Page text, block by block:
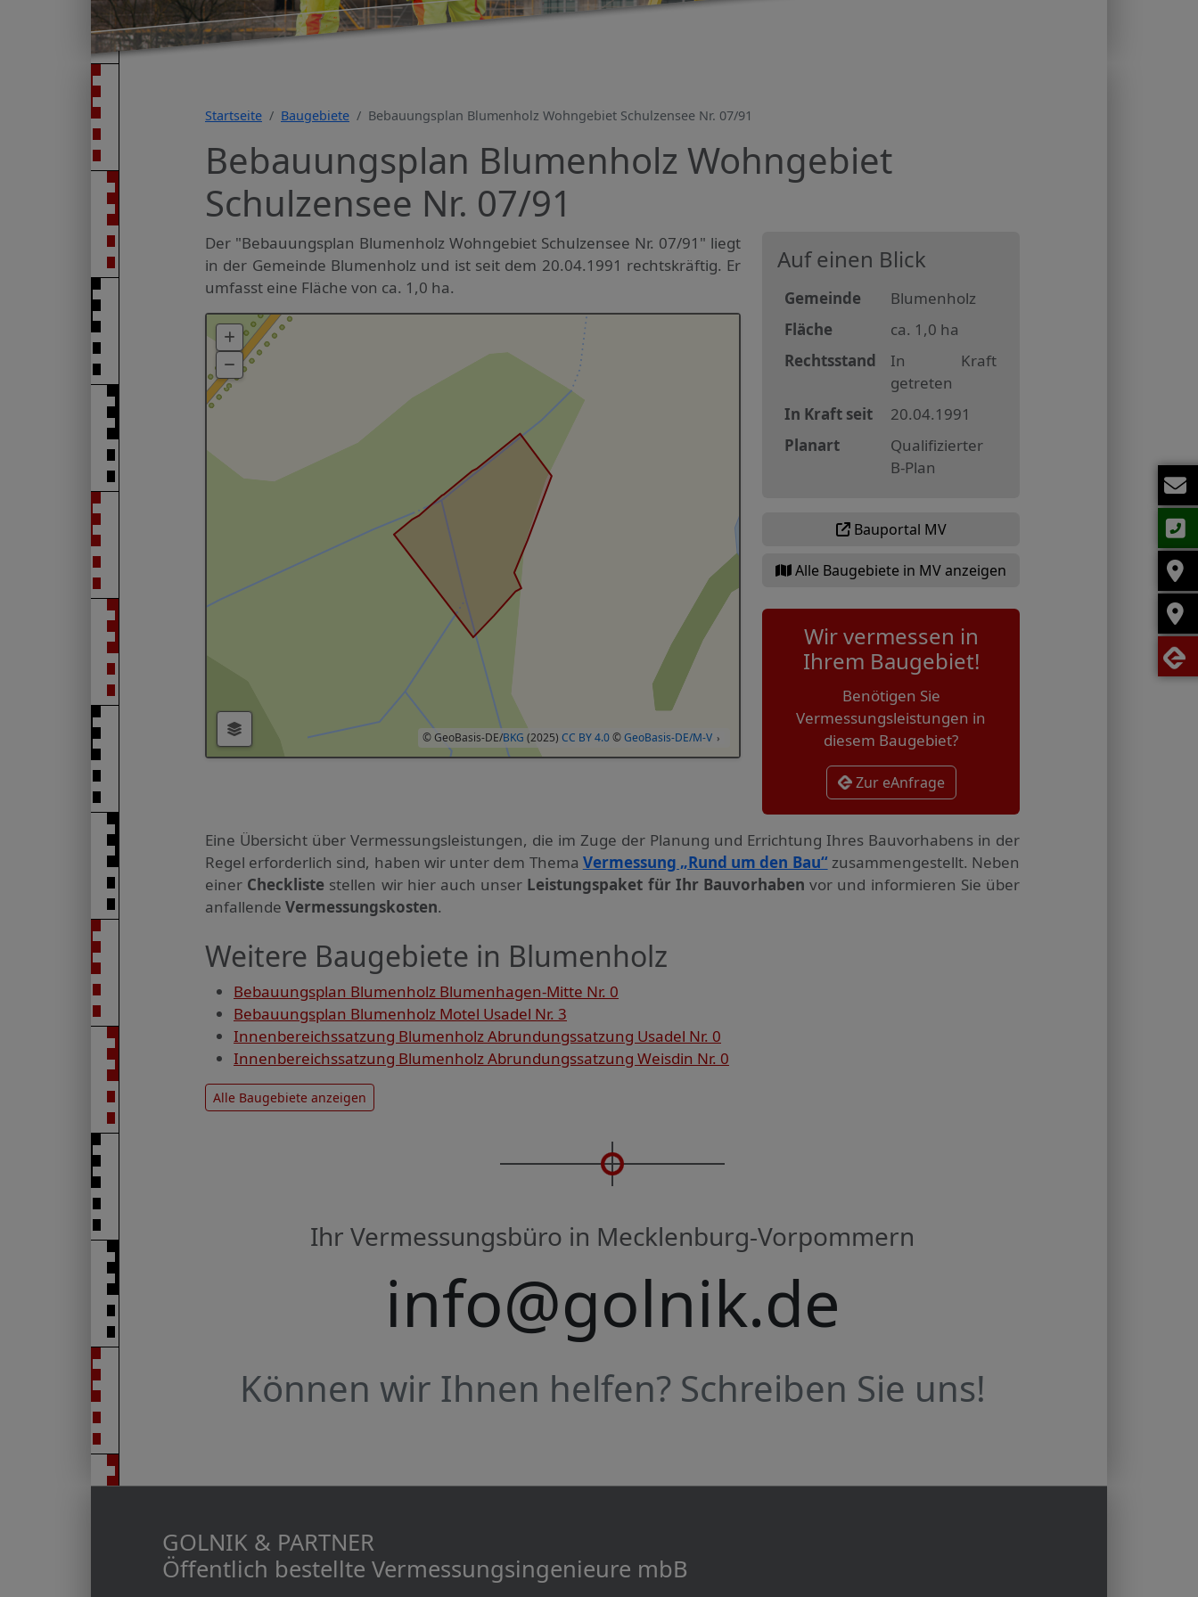
Startseite Baugebiete Bebauungsplan Blumenholz Wohngebiet Schulzensee Nr. 07/91
Bebauungsplan Blumenholz Wohngebiet
Schulzensee Nr. 07/91
Der "Bebauungsplan Blumenholz Wohngebiet Schulzensee Nr. 07/91" liegt
in der Gemeinde Blumenholz und ist seit dem 20.04.1991 rechtskräftig. Er
umfasst eine Fläche von ca. 1,0 ha.
›
© GeoBasis-DE/BKG (2025) CC BY 4.0 ©GeoBasis-DE/M-V
Auf einen Blick
Gemeinde
Blumenholz
Fläche
ca. 1,0 ha
Rechtsstand
In Kraft
getreten
In Kraft seit
20.04.1991
Planart
Qualifizierter
B-Plan
Bauportal MV
Alle Baugebiete in MV anzeigen
Wir vermessen in
Ihrem Baugebiet!
Benötigen Sie
Vermessungsleistungen in
diesem Baugebiet?
Zur eAnfrage
Eine Übersicht über Vermessungs­leistungen, die im Zuge der Planung und Errichtung Ihres Bauvorhabens in der
Regel erforderlich sind, haben wir unter dem Thema Vermessung „Rund um den Bau“zusammengestellt. Neben
einer Checkliste stellen wir hier auch unser Leistungspaket für Ihr Bauvorhaben vor und informieren Sie über
anfallende Vermessungskosten.
Weitere Baugebiete in Blumenholz
Bebauungsplan Blumenholz Blumenhagen-Mitte Nr. 0
Bebauungsplan Blumenholz Motel Usadel Nr. 3
Innenbereichssatzung Blumenholz Abrundungssatzung Usadel Nr. 0
Innenbereichssatzung Blumenholz Abrundungssatzung Weisdin Nr. 0
Alle Baugebiete anzeigen
Ihr Vermessungsbüro in Mecklenburg-Vorpommern
info@golnik.de
Können wir Ihnen helfen? Schreiben Sie uns!
GOLNIK & PARTNER
Öffentlich bestellte Vermessungs­­ingenieure mbB